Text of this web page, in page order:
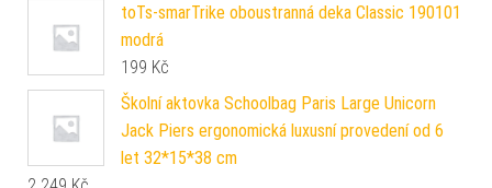
toTs-smarTrike oboustranná deka Classic 190101
modrá
199 Kč
Školní aktovka Schoolbag Paris Large Unicorn
Jack Piers ergonomická luxusní provedení od 6
let 32*15*38 cm